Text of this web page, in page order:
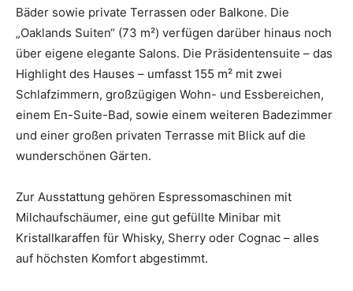
Bäder sowie private Terrassen oder Balkone. Die
„Oaklands Suiten“ (73 m²) verfügen darüber hinaus noch
über eigene elegante Salons. Die Präsidentensuite – das
Highlight des Hauses – umfasst 155 m² mit zwei
Schlafzimmern, großzügigen Wohn- und Essbereichen,
einem En-Suite-Bad, sowie einem weiteren Badezimmer
und einer großen privaten Terrasse mit Blick auf die
wunderschönen Gärten.
Zur Ausstattung gehören Espressomaschinen mit
Milchaufschäumer, eine gut gefüllte Minibar mit
Kristallkaraffen für Whisky, Sherry oder Cognac – alles
auf höchsten Komfort abgestimmt.